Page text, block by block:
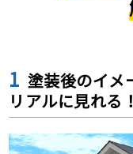
1 塗装後のイメ
リアルに⾒れる！